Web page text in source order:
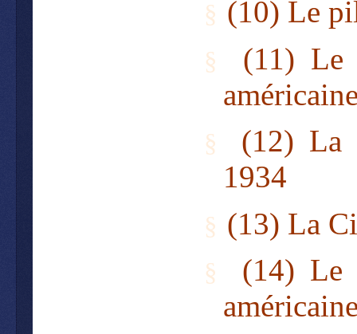
§ (10) Le
§
(11) Le
§ (12) La
1934
§ (13) La
§
(14) Le